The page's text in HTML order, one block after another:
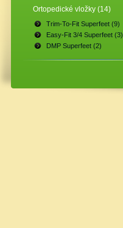
Ortopedické vložky (14)
Trim-To-Fit Superfeet (9)
Easy-Fit 3/4 Superfeet (3)
DMP Superfeet (2)